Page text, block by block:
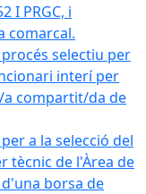
I PRGC, i
comarcal.
selectiu per
interí per
compartit/da de
a la selecció del
tècnic de l'Àrea de
borsa de